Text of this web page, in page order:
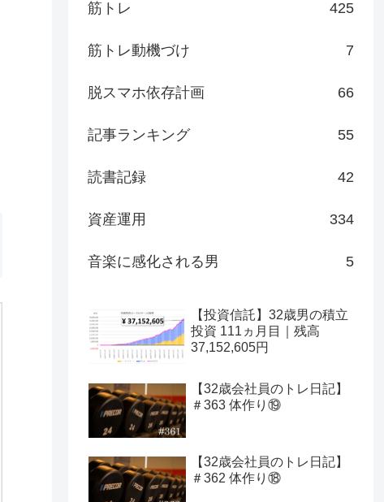
筋トレ 425
筋トレ動機づけ 7
脱スマホ依存計画 66
記事ランキング 55
読書記録 42
資産運用 334
音楽に感化される男 5
【投資信託】32歳男の積立
投資 111ヵ月目｜残高
37,152,605円
【32歳会社員のトレ日記】
＃363 体作り⑲
【32歳会社員のトレ日記】
＃362 体作り⑱